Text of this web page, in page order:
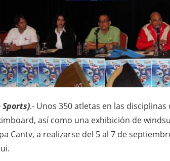
Sports).- Unos 350 atletas en las
así como una exhibición de
Cantv, a realizarse del 5 al 7 de